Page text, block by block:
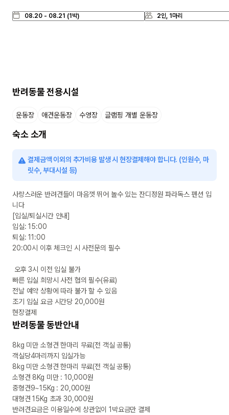
반려동물 전용시설
운동장 애견운동장 수영장 글램핑 개별 운동장
숙소 소개
결제금액 이외의 추가비용 발생 시 현장결제해야 합니다. (인원수, 마
릿수, 부대시설 등)
사랑스러운 반려견들이 마음껏 뛰어 놀수 있는 잔디정원 파라독스 펜션 입
니다
[입실/퇴실시간 안내]
입실: 15:00
퇴실: 11:00
20:00시 이후 체크인 시 사전문의 필수
빠른 입실 희망시 사전 협의 필수(유료)
전날 예약 상황에 따라 불가 할 수 있음
조기 입실 요금 시간당 20,000원
현장결제
반려동물 동반안내
8kg 미만 소형견 한마리 무료(전 객실 공통)
객실당4마리까지 입실가능
8kg 미만 소형견 한마리 무료(전 객실 공통)
소형견 8Kg 미만 : 10,000원
중형견9~15Kg : 20,000원
대형견 15Kg 초과 30,000원
반려견요금은 이용일수에 상관없이 1박요금만 결제